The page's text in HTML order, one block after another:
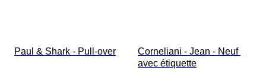
Paul & Shark - Pull-over
Corneliani - Jean - Neuf
avec étiquette